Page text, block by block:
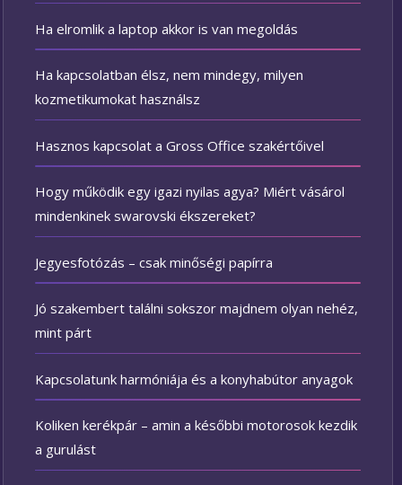
Ha elromlik a laptop akkor is van megoldás
Ha kapcsolatban élsz, nem mindegy, milyen
kozmetikumokat használsz
Hasznos kapcsolat a Gross Office szakértőivel
Hogy működik egy igazi nyilas agya? Miért vásárol
mindenkinek swarovski ékszereket?
Jegyesfotózás – csak minőségi papírra
Jó szakembert találni sokszor majdnem olyan nehéz,
mint párt
Kapcsolatunk harmóniája és a konyhabútor anyagok
Koliken kerékpár – amin a későbbi motorosok kezdik
a gurulást